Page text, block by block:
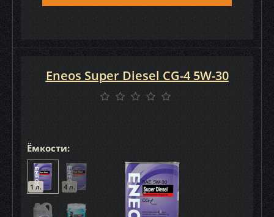
Ёмкости:
1 л. 4 л.
Eneos Super Diesel CG-4 5W-30